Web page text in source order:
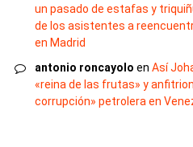
un pasado de estafas y
de los asistentes a
en Madrid
antonio roncayolo en Así
«reina de las frutas» y
corrupción» petrolera en